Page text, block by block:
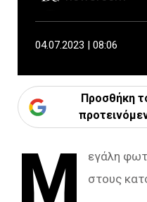
04.07.2023 | 08:06
Προσθήκη
Μ
εγάλη
στους